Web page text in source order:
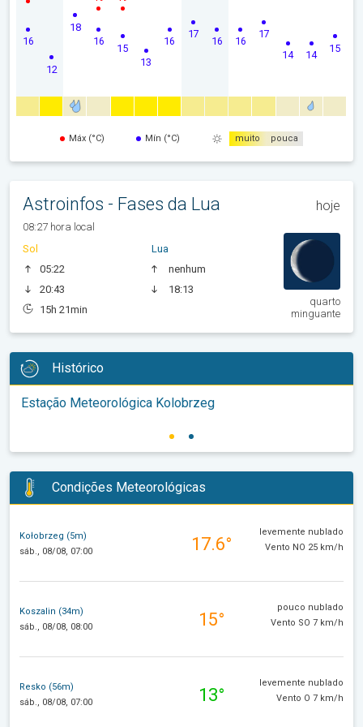
16
12
18
16
15
13
16
17
16 16
17
14 14
15
Máx (°C) Mín (°C) muito pouca
Astroinfos - Fases da Lua hoje
08:27 hora local
Sol
05:22
20:43
15h 21min
Lua
nenhum
18:13
quarto
minguante
Histórico
Estação Meteorológica Kolobrzeg
Condições Meteorológicas
Kołobrzeg (5m)
sáb., 08/08, 07:00
17.6°
levemente nublado
Vento NO 25 km/h
Koszalin (34m)
sáb., 08/08, 08:00
15°
pouco nublado
Vento SO 7 km/h
Resko (56m)
sáb., 08/08, 07:00
13°
levemente nublado
Vento O 7 km/h